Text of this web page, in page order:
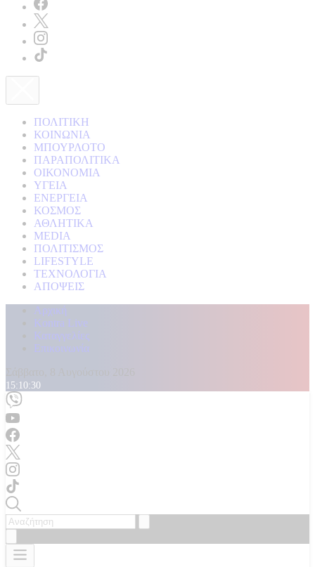
ΠΟΛΙΤΙΚΗ
ΚΟΙΝΩΝΙΑ
ΜΠΟΥΡΛΟΤΟ
ΠΑΡΑΠΟΛΙΤΙΚΑ
ΟΙΚΟΝΟΜΙΑ
ΥΓΕΙΑ
ΕΝΕΡΓΕΙΑ
ΚΟΣΜΟΣ
ΑΘΛΗΤΙΚΑ
MEDIA
ΠΟΛΙΤΙΣΜΟΣ
LIFESTYLE
ΤΕΧΝΟΛΟΓΙΑ
ΑΠΟΨΕΙΣ
Αρχική
Kontra Live
Καταγγελίες
Επικοινωνία
15:10:32